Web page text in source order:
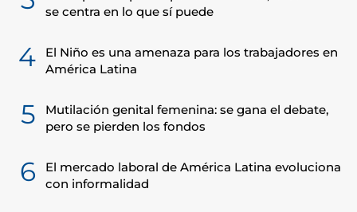
se centra en lo que sí puede
4
El Niño es una amenaza para los trabajadores en
América Latina
5
Mutilación genital femenina: se gana el debate,
pero se pierden los fondos
6
El mercado laboral de América Latina evoluciona
con informalidad